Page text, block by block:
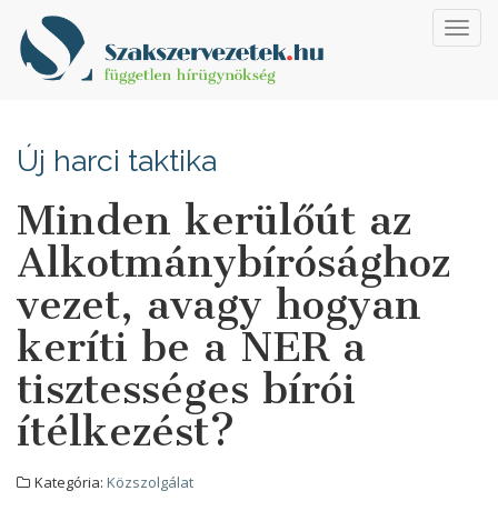
Új harci taktika
Minden kerülőút az
Alkotmánybírósághoz
vezet, avagy hogyan
keríti be a NER a
tisztességes bírói
ítélkezést?
Kategória: Közszolgálat